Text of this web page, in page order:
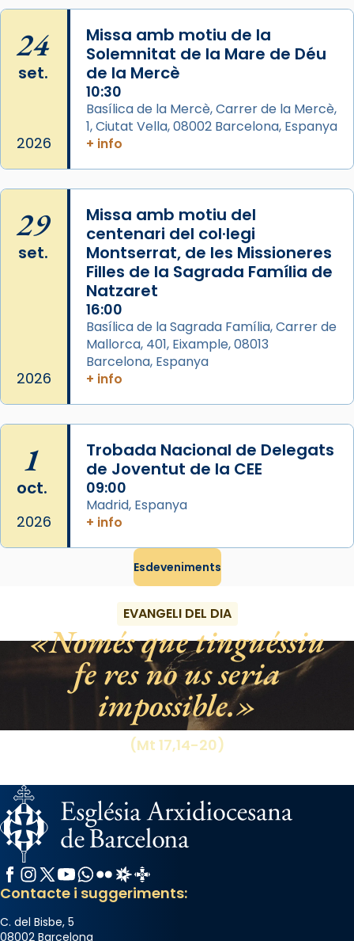
eterna”) són deixebles seves. I l’any 1667, el
frare Joan Gaspar Roig, afirma en una obra
que les santes són filles de l’antiga Iluro.
Mataró en reivindicarà les relíquies fins que
les aconseguirà el 1772. L’ofici que es canta
a la “Missa de les Santes” (“Missa de
pontifici, amb orquestra i cor, i té una
duració aproximada de tres hores. Després,
processó (recuperada el 1972) al voltant
del temple amb les relíquies de les santes.
Des de 1985 hi participa també un grup de
diablesses amb música i ball propis. Festa
gran a Mataró.
«Si vols saber què és calor, ves per les
Santes a Mataró»🥵.
24
set.
2026
Missa amb motiu de la
Solemnitat de la Mare de Déu
de la Mercè
10:30
Basílica de la Mercè, Carrer de la Mercè,
1, Ciutat Vella, 08002 Barcelona, Espanya
+ info
29
set.
2026
Missa amb motiu del
centenari del col·legi
Montserrat, de les Missioneres
Filles de la Sagrada Família de
Natzaret
16:00
Basílica de la Sagrada Família, Carrer de
Mallorca, 401, Eixample, 08013
Barcelona, Espanya
+ info
1
oct.
2026
Trobada Nacional de Delegats
de Joventut de la CEE
09:00
Madrid, Espanya
+ info
Esdeveniments
EVANGELI DEL DIA
Només que tinguéssiu
fe res no us seria
impossible.
(Mt 17,14-20)
Facebook
Instagram
X / Twitter
YouTube
WhatsApp
FlickrRadio Estel
Catalunya Cristiana
Contacte i suggeriments:
C. del Bisbe, 5
08002 Barcelona